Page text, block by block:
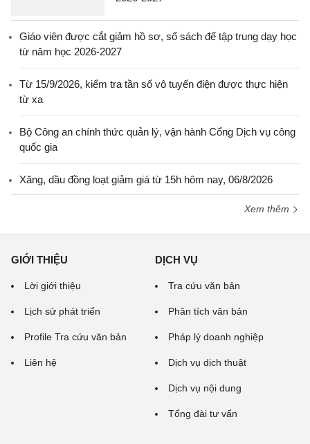
Giáo viên được cắt giảm hồ sơ, sổ sách để tập trung dạy học
từ năm học 2026-2027
Từ 15/9/2026, kiểm tra tần số vô tuyến điện được thực hiện
từ xa
Bộ Công an chính thức quản lý, vận hành Cổng Dịch vụ công
quốc gia
Xăng, dầu đồng loạt giảm giá từ 15h hôm nay, 06/8/2026
Xem thêm
GIỚI THIỆU
Lời giới thiệu
Lịch sử phát triển
Profile Tra cứu văn bản
Liên hệ
DỊCH VỤ
Tra cứu văn bản
Phân tích văn bản
Pháp lý doanh nghiệp
Dịch vụ dịch thuật
Dịch vụ nội dung
Tổng đài tư vấn